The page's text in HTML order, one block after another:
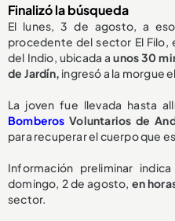
Finalizó la búsqueda
El lunes, 3 de agosto, a
procedente del sector El Filo,
del Indio, ubicada aunos 30
de Jardín, ingresó a la morgue
La joven fue llevada hasta
Bomberos Voluntarios de
para recuperar el cuerpo que
Información preliminar
domingo, 2 de agosto, en
sector.